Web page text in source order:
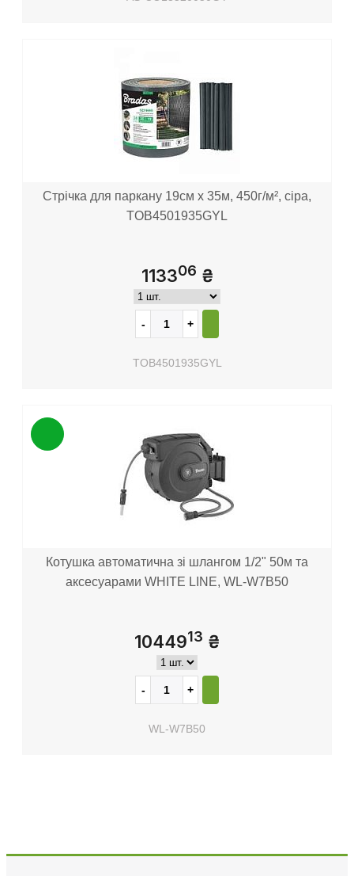
Стрічка для паркану 19см x 35м, 450г/м², сіра,
TOB4501935GYL
113306 ₴
TOB4501935GYL
Котушка автоматична зі шлангом 1/2" 50м та
аксесуарами WHITE LINE, WL-W7B50
1044913 ₴
WL-W7B50